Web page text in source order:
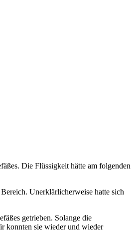
Die Flüssigkeit hätte am folgenden
Unerklärlicherweise hatte sich
getrieben. Solange die
konnten sie wieder und wieder